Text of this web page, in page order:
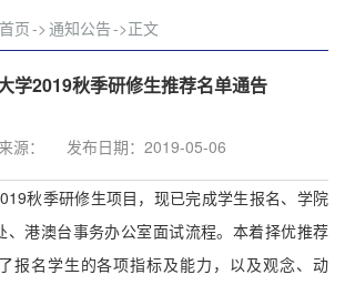
页->通知公告->正文
学2019秋季研修生推荐名单通告
源： 发布日期：2019-05-06
秋季研修生项目，现已完成学生报名、学院
、港澳台事务办公室面试流程。本着择优推荐
报名学生的各项指标及能力，以及观念、动